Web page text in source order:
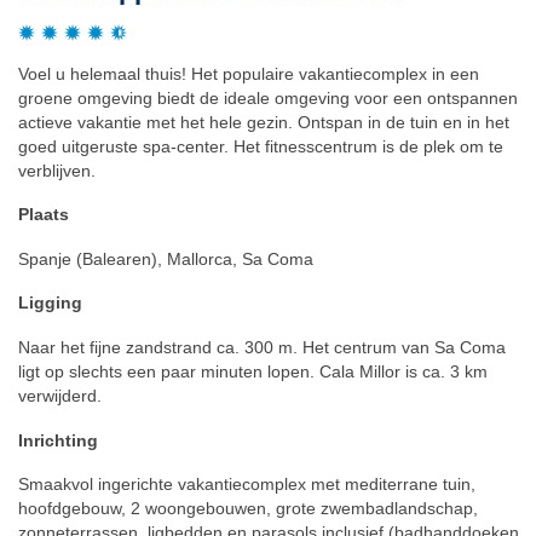
Voel u helemaal thuis! Het populaire vakantiecomplex in een
groene omgeving biedt de ideale omgeving voor een ontspannen
actieve vakantie met het hele gezin. Ontspan in de tuin en in het
goed uitgeruste spa-center. Het fitnesscentrum is de plek om te
verblijven.
Plaats
Spanje (Balearen), Mallorca, Sa Coma
Ligging
Naar het fijne zandstrand ca. 300 m. Het centrum van Sa Coma
ligt op slechts een paar minuten lopen. Cala Millor is ca. 3 km
verwijderd.
Inrichting
Smaakvol ingerichte vakantiecomplex met mediterrane tuin,
hoofdgebouw, 2 woongebouwen, grote zwembadlandschap,